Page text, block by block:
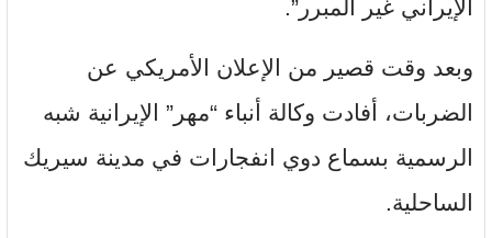
الإيراني غير المبرر”.
وبعد وقت قصير من الإعلان الأمريكي عن
الضربات، أفادت وكالة أنباء “مهر” الإيرانية شبه
الرسمية بسماع دوي انفجارات في مدينة سيريك
الساحلية.